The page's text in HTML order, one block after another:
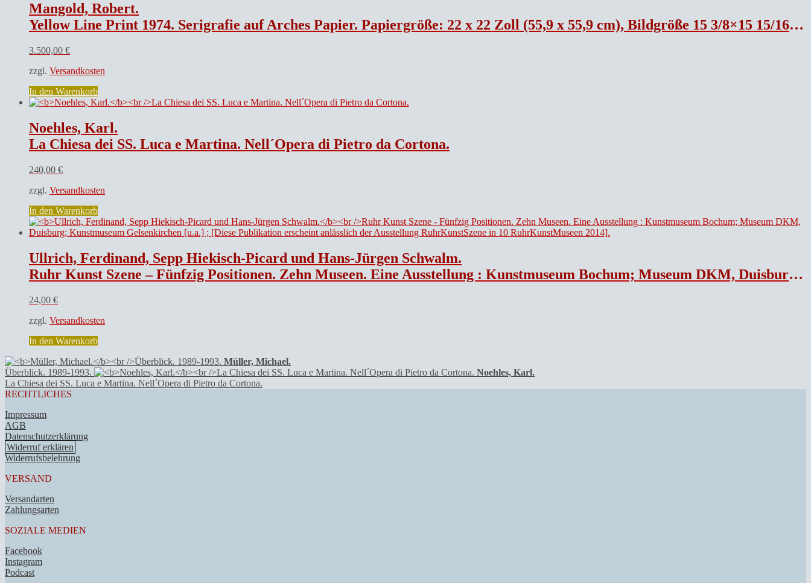
Mangold, Robert.
Yellow Line Print 1974. Serigrafie auf Arches Papier. Papiergröße: 22 x 22 Zoll (55,9 x 55,9 cm), Bildgröße 15 3/8×15 15/16 Zoll (39,1 ×40,5 cm). Unten links vorne signiert, unten rechts vorne betitelt. Auflage von 100, unbekannter AP. Herausgegeben vom Westfälischen Kunstverein, Münster.
3.500,00 €
zzgl. Versandkosten
In den Warenkorb
Noehles, Karl.
La Chiesa dei SS. Luca e Martina. Nell´Opera di Pietro da Cortona.
240,00 €
zzgl. Versandkosten
In den Warenkorb
Ullrich, Ferdinand, Sepp Hiekisch-Picard und Hans-Jürgen Schwalm.
Ruhr Kunst Szene – Fünfzig Positionen. Zehn Museen. Eine Ausstellung : Kunstmuseum Bochum; Museum DKM, Duisburg; Kunstmuseum Gelsenkirchen [u.a.] ; [Diese Publikation erscheint anlässlich der Ausstellung RuhrKunstSzene in 10 RuhrKunstMuseen 2014].
24,00 €
zzgl. Versandkosten
In den Warenkorb
Müller, Michael.
Überblick. 1989-1993.
Noehles, Karl.
La Chiesa dei SS. Luca e Martina. Nell´Opera di Pietro da Cortona.
RECHTLICHES
Impressum
AGB
Datenschutzerklärung
Widerruf erklären
Widerrufsbelehrung
VERSAND
Versandarten
Zahlungsarten
SOZIALE MEDIEN
Facebook
Instagram
Podcast